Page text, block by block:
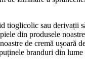
tioglicolic sau derivații
din produsele
de cremă ușoară
branduri din